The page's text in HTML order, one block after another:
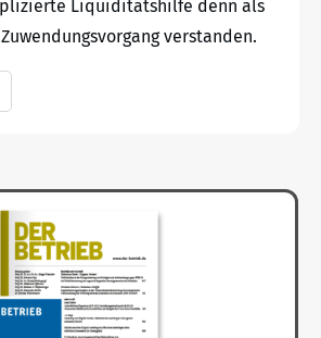
Liquiditätshilfe denn als
verstanden.